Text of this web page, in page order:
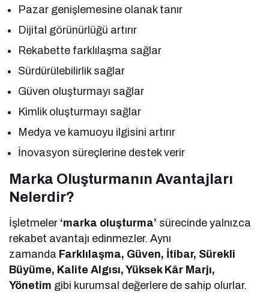
Pazar genişlemesine olanak tanır
Dijital görünürlüğü artırır
Rekabette farklılaşma sağlar
Sürdürülebilirlik sağlar
Güven oluşturmayı sağlar
Kimlik oluşturmayı sağlar
Medya ve kamuoyu ilgisini artırır
İnovasyon süreçlerine destek verir
Marka Oluşturmanın Avantajları
Nelerdir?
İşletmeler ‘marka oluşturma’ sürecinde yalnızca
rekabet avantajı edinmezler. Aynı
zamanda Farklılaşma, Güven, İtibar, Sürekli
Büyüme, Kalite Algısı, Yüksek Kâr Marjı,
Yönetim gibi kurumsal değerlere de sahip olurlar.